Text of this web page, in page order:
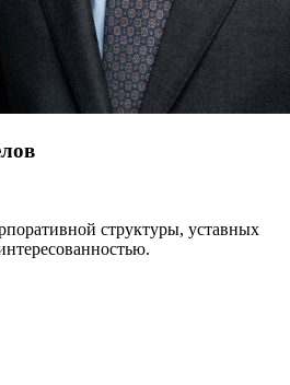
структуры, уставных